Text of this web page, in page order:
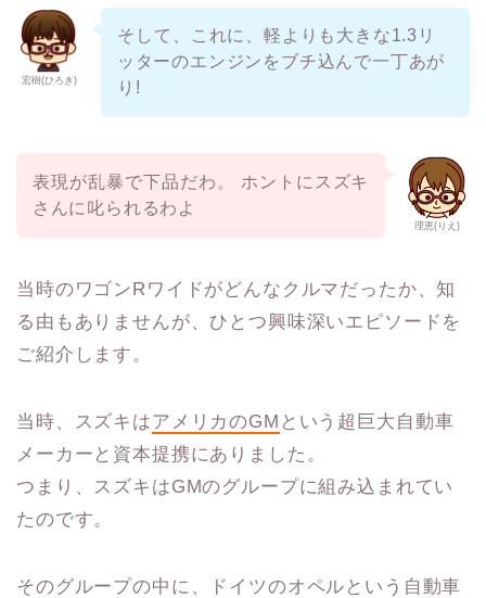
宏樹(ひろき)
そして、
これに、軽よりも大きな1.3リ
ッターのエンジンをブチ込んで一丁あが
り!
理恵(りえ)
表現が乱暴で下品だわ。 ホントに スズキ
さんに叱られるわよ
当時のワゴンRワイドがどんなクルマだったか、知
る由もありませんが、ひとつ興味深いエピソードを
ご紹介します。
当時、スズキはアメリカのGM という超巨大自動車
メーカーと資本提携にありました。
つまり、スズキはGMのグループに組み込まれてい
たのです。
そのグループの中に、ドイツのオペルという自動車